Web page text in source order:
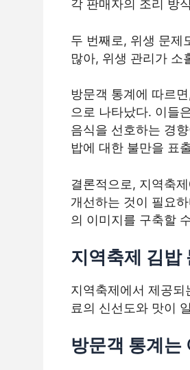
각 판매자의 조리 방
두 번째로, 위생 문제
많아, 위생 관리가 소
방문객 통계에 따르
으로 나타났다. 이들
음식을 선호하는 경
밥에 대한 불만을 표
결론적으로, 지역축
개선하는 것이 필요
의 이미지를 구축할
지역축제 김밥
지역축제에서 제공
료의 신선도와 맛이
방문객 통계는